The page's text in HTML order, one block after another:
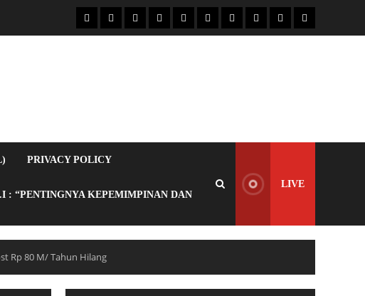
PRIVACY POLICY
: “PENTINGNYA KEPEMIMPINAN DAN
LIVE
Rp 80 M/ Tahun Hilang